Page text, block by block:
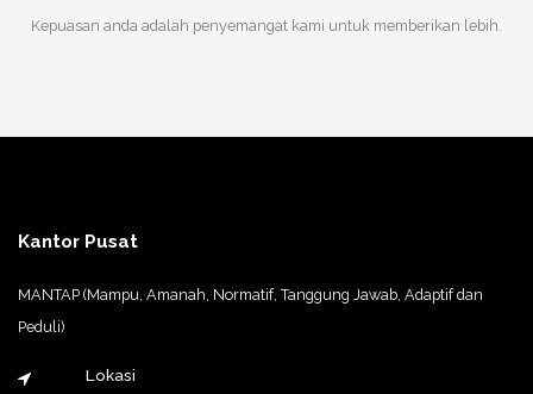
Kepuasan anda adalah penyemangat kami untuk memberikan lebih.
Kantor Pusat
MANTAP (Mampu, Amanah, Normatif, Tanggung Jawab, Adaptif dan
Peduli)
Lokasi